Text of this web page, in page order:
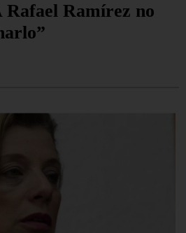
Rafael Ramírez no